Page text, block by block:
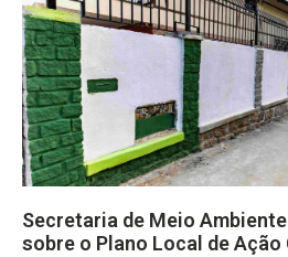
Secretaria de Meio
sobre o Plano Local de